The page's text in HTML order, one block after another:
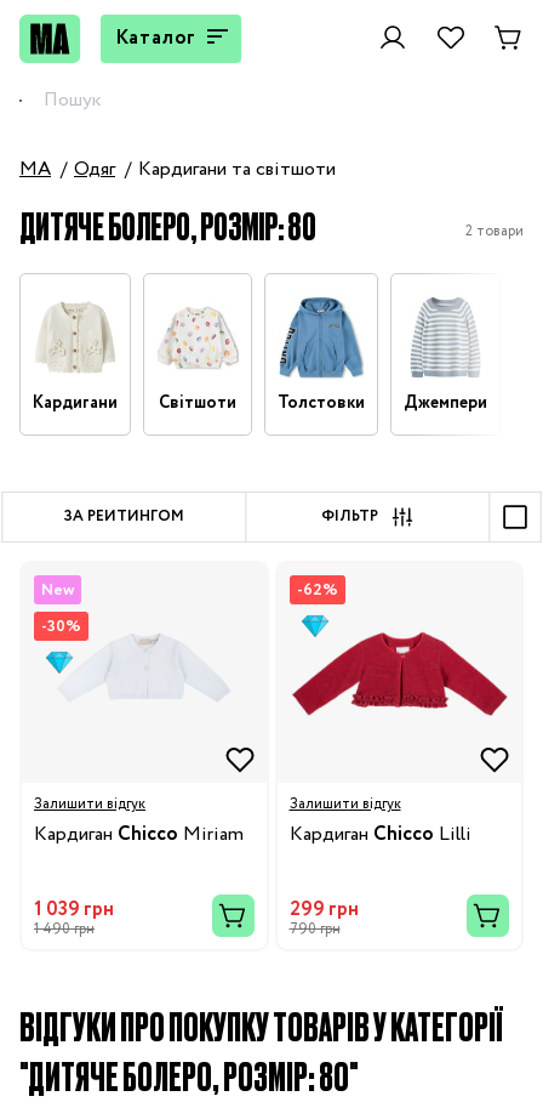
Каталог
MA Одяг Кардигани та світшоти
ДИТЯЧЕ БОЛЕРО, РОЗМІР: 80 2 товари
Кардигани Світшоти Толстовки Джемпери
ЗА РЕЙТИНГОМ ФІЛЬТР
New
-30%
Залишити відгук
Кардиган Chicco Miriam
1 039 грн
1 490 грн
-62%
Залишити відгук
Кардиган Chicco Lilli
299 грн
790 грн
ВІДГУКИ ПРО ПОКУПКУ ТОВАРІВ У КАТЕГОРІЇ
"ДИТЯЧЕ БОЛЕРО, РОЗМІР: 80"